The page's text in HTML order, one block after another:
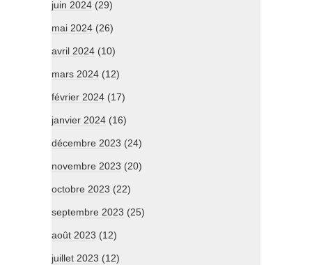
juin 2024 (29)
mai 2024 (26)
avril 2024 (10)
mars 2024 (12)
février 2024 (17)
janvier 2024 (16)
décembre 2023 (24)
novembre 2023 (20)
octobre 2023 (22)
septembre 2023 (25)
août 2023 (12)
juillet 2023 (12)